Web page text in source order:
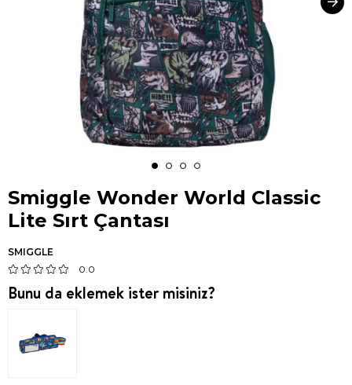
Smiggle Wonder World Classic
Lite Sırt Çantası
SMIGGLE
0.0
Bunu da eklemek ister misiniz?